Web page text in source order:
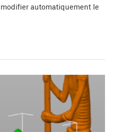
automatiquement le